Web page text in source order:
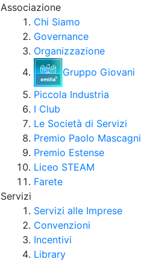
Associazione
Chi Siamo
Governance
Organizzazione
Gruppo Giovani
Piccola Industria
I Club
Le Società di Servizi
Premio Paolo Mascagni
Premio Estense
Liceo STEAM
Farete
Servizi
Servizi alle Imprese
Convenzioni
Incentivi
Library